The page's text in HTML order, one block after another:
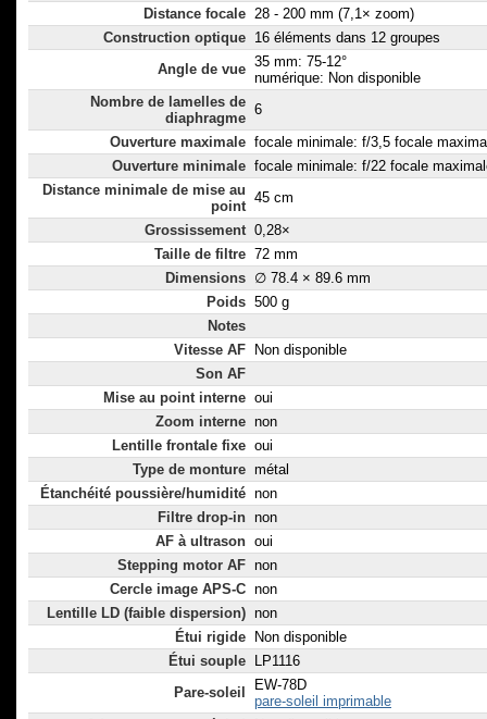
Distance focale 28 - 200 mm (7,1× zoom)
Construction optique 16 éléments dans 12 groupes
Angle de vue 35 mm: 75-12°
numérique: Non disponible
Nombre de lamelles de
diaphragme
6
Ouverture maximale focale minimale: f/3,5 focale
Ouverture minimale focale minimale: f/22 focale
Distance minimale de mise au
point
45 cm
Grossissement 0,28×
Taille de filtre 72 mm
Dimensions ∅ 78.4 × 89.6 mm
Poids 500 g
Notes
Vitesse AF
Non disponible
Son AF
Mise au point interne oui
Zoom interne non
Lentille frontale fixe oui
Type de monture métal
Étanchéité poussière/humidité non
Filtre drop-in non
AF à ultrason oui
Stepping motor AF non
Cercle image APS-C non
Lentille LD (faible dispersion) non
Étui rigide
Non disponible
Étui souple
LP1116
Pare-soleil
EW-78D
pare-soleil imprimable